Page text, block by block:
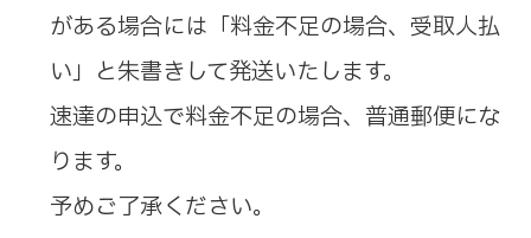
がある場合には「料金不足の場合、受取人払
い」と朱書きして発送いたします。
速達の申込で料金不足の場合、普通郵便にな
ります。
予めご了承ください。